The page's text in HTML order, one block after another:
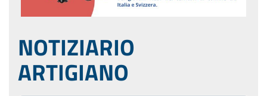
NOTIZIARIO
ARTIGIANO